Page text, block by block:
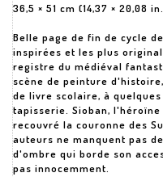
36,5 × 51 cm (14,37 × 20,08
Belle page de fin de cycle
inspirées et les plus
registre du médiéval
scène de peinture
de livre scolaire, à
tapisserie. Sioban,
recouvré la couronne des
auteurs ne manquent pas
d'ombre qui borde son
pas innocemment.